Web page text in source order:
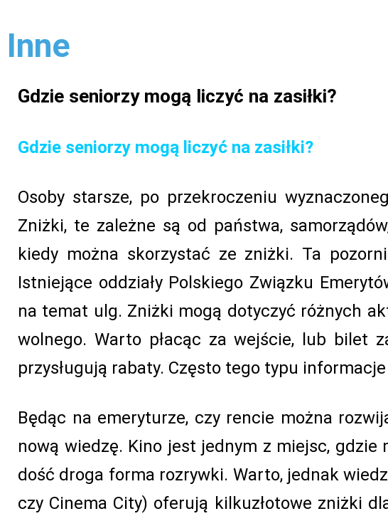
Inne
Gdzie seniorzy mogą liczyć na zasiłki?
Gdzie seniorzy mogą liczyć na zasiłki?
Osoby starsze, po przekroczeniu
Zniżki, te zależne są od państwa,
kiedy można skorzystać ze zniżki. Ta
Istniejące oddziały Polskiego Związku
na temat ulg. Zniżki mogą dotyczyć różnych
wolnego. Warto płacąc za wejście, lub bilet
przysługują rabaty. Często tego typu
Będąc na emeryturze, czy rencie można
nową wiedzę. Kino jest jednym z miejsc,
dość droga forma rozrywki. Warto, jednak
czy Cinema City) oferują kilkuzłotowe zniżki